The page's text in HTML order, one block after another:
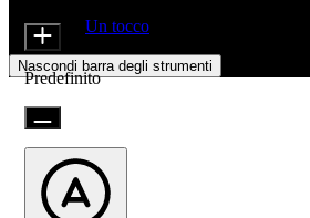
Offerto da Un tocco
Nascondi barra degli strumenti
Predefinito